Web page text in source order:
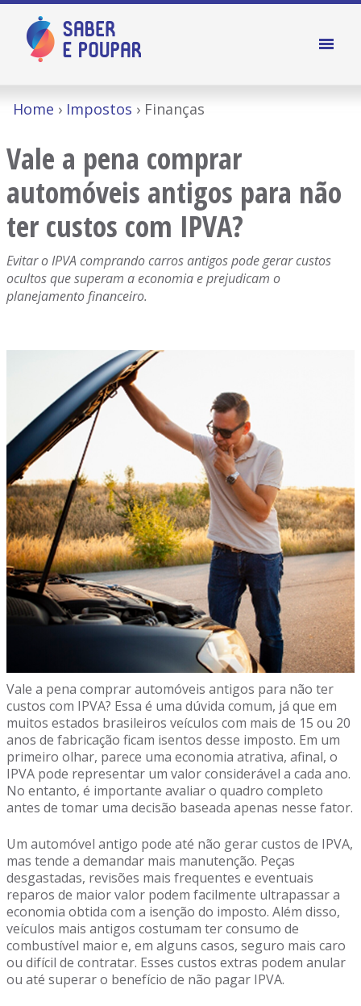
Home Impostos Finanças
Vale a pena comprar
automóveis antigos para não
ter custos com IPVA?
Evitar o IPVA comprando carros antigos pode gerar custos
ocultos que superam a economia e prejudicam o
planejamento financeiro.
Vale a pena comprar automóveis antigos para não ter
custos com IPVA? Essa é uma dúvida comum, já que em
muitos estados brasileiros veículos com mais de 15 ou 20
anos de fabricação ficam isentos desse imposto. Em um
primeiro olhar, parece uma economia atrativa, afinal, o
IPVA pode representar um valor considerável a cada ano.
No entanto, é importante avaliar o quadro completo
antes de tomar uma decisão baseada apenas nesse fator.
Um automóvel antigo pode até não gerar custos de IPVA,
mas tende a demandar mais manutenção. Peças
desgastadas, revisões mais frequentes e eventuais
reparos de maior valor podem facilmente ultrapassar a
economia obtida com a isenção do imposto. Além disso,
veículos mais antigos costumam ter consumo de
combustível maior e, em alguns casos, seguro mais caro
ou difícil de contratar. Esses custos extras podem anular
ou até superar o benefício de não pagar IPVA.